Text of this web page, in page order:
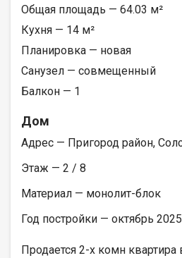
Общая площадь — 64.03 м²
Кухня — 14 м²
Планировка — новая
Санузел — совмещенный
Балкон — 1
Дом
Адрес — Пригород район,
Этаж — 2 / 8
Материал — монолит-блок
Год постройки — октябрь 2025
Продается 2-х комн